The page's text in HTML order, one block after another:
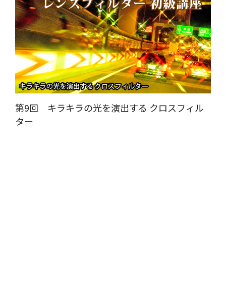
第9回 キラキラの光を演出する クロスフィル
ター